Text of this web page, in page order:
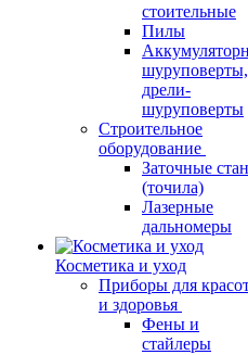
стоительные
Пилы
шуруповерты,
дрели-
шуруповерты
Строительное
оборудование
Заточные
(точила)
Лазерные
дальномеры
Косметика и уход
Приборы для
и здоровья
Фены и
стайлеры